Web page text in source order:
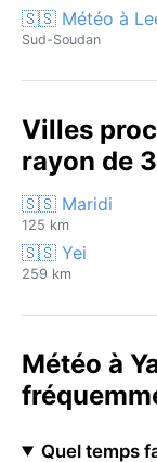
🇸🇸 Météo à
Sud-Soudan
Villes
rayon de
🇸🇸 Maridi
125 km
🇸🇸 Yei
259 km
Météo à
Quel temps